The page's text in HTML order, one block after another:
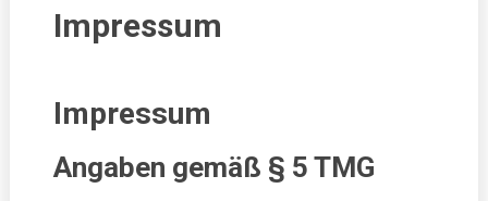
Impressum
Impressum
Angaben gemäß § 5 TMG